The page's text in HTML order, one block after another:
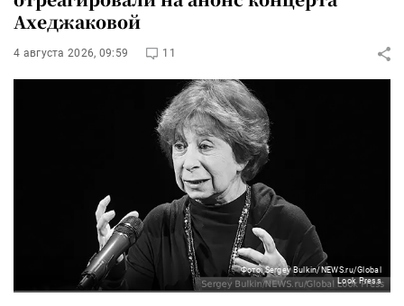
Ахеджаковой
4 августа 2026, 09:59 11
Фото: Sergey Bulkin/NEWS.ru/Global
Look Press